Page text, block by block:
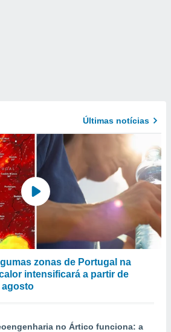
Últimas notícias
zonas de Portugal na
intensificará a partir de
agosto
no Ártico funciona: a